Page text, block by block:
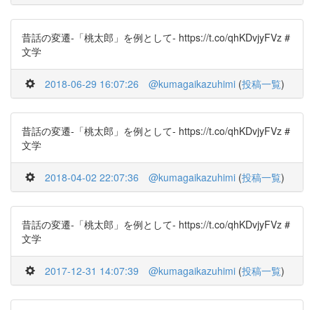
昔話の変遷-「桃太郎」を例として- https://t.co/qhKDvjyFVz #
文学
2018-06-29 16:07:26 @kumagaikazuhimi (投稿一覧)
昔話の変遷-「桃太郎」を例として- https://t.co/qhKDvjyFVz #
文学
2018-04-02 22:07:36 @kumagaikazuhimi (投稿一覧)
昔話の変遷-「桃太郎」を例として- https://t.co/qhKDvjyFVz #
文学
2017-12-31 14:07:39 @kumagaikazuhimi (投稿一覧)